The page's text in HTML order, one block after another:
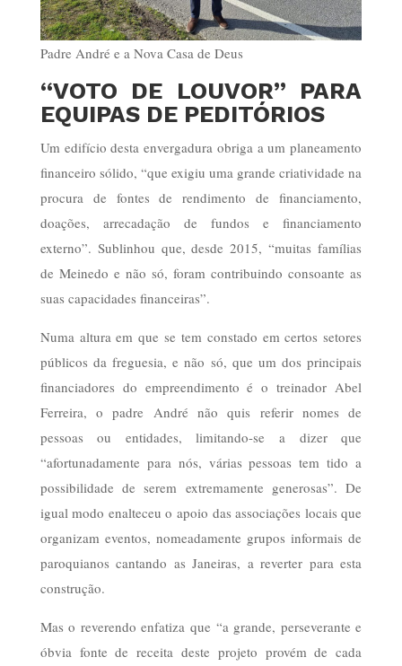
Padre André e a Nova Casa de Deus
“VOTO DE LOUVOR” PARA
EQUIPAS DE PEDITÓRIOS
Um edifício desta envergadura obriga a um planeamento
financeiro sólido, “que exigiu uma grande criatividade na
procura de fontes de rendimento de financiamento,
doações, arrecadação de fundos e financiamento
externo”. Sublinhou que, desde 2015, “muitas famílias
de Meinedo e não só, foram contribuindo consoante as
suas capacidades financeiras”.
Numa altura em que se tem constado em certos setores
públicos da freguesia, e não só, que um dos principais
financiadores do empreendimento é o treinador Abel
Ferreira, o padre André não quis referir nomes de
pessoas ou entidades, limitando-se a dizer que
“afortunadamente para nós, várias pessoas tem tido a
possibilidade de serem extremamente generosas”. De
igual modo enalteceu o apoio das associações locais que
organizam eventos, nomeadamente grupos informais de
paroquianos cantando as Janeiras, a reverter para esta
construção.
Mas o reverendo enfatiza que “a grande, perseverante e
óbvia fonte de receita deste projeto provém de cada